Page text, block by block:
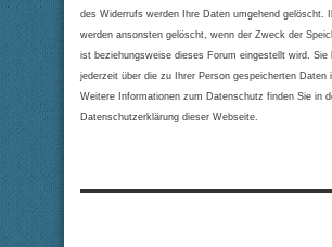
des Widerrufs werden Ihre Daten umgehend gelöscht.
werden ansonsten gelöscht, wenn der Zweck der
ist beziehungsweise dieses Forum eingestellt wird. Sie
jederzeit über die zu Ihrer Person gespeicherten Daten
Weitere Informationen zum Datenschutz finden Sie in
Datenschutzerklärung dieser Webseite.